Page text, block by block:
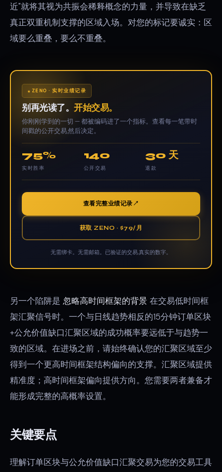
近"就将其视为共振会稀释概念的力量，并导致在缺乏
真正双重机制支撑的区域入场。对您的标记要诚实：区
域要么重叠，要么不重叠。
ZENO · 实时业绩记录
别再光读了。 开始交易。
你刚刚学到的一切 — 都被编码进了一个指标。查看每一笔带时
间戳的公开交易,然后决定。
75%
实时胜率
140
公开交易
30 天
退款
查看完整业绩记录
获取 ZENO · $79/月
无需绑卡。无需邮箱。已验证的交易,真实的数字。
另一个陷阱是 忽略高时间框架的背景 在交易低时间框
架汇聚信号时。一个与日线趋势相反的15分钟订单区块
+公允价值缺口汇聚区域的成功概率要远低于与趋势一
致的区域。在进场之前，请始终确认您的汇聚区域至少
得到一个更高时间框架结构偏向的支撑。汇聚区域提供
精准度；高时间框架偏向提供方向。您需要两者兼备才
能形成完整的高概率设置。
关键要点
理解订单区块与公允价值缺口汇聚交易为您的交易工具